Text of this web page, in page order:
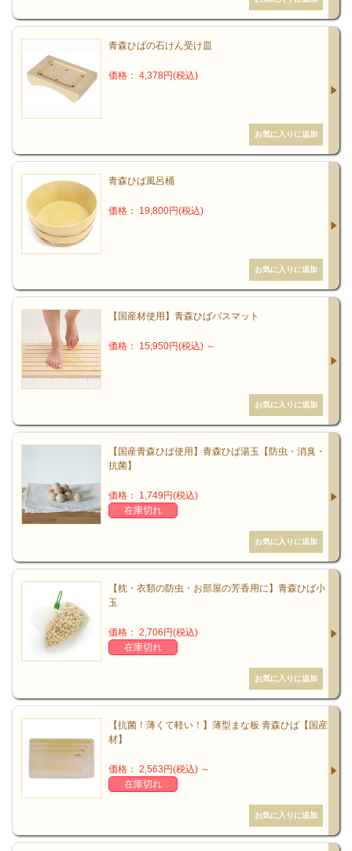
イプ療法）が普及しています。血液循環関係の疾患や自律神経失調
症、ノイローゼなどに効果を上げているといいます。
また、青森地方では喘息の子どもを製材所に連れていくと症状が和
らぐと言われるほどだそうです。
青森ひばの石けん受け皿
価格： 4,378円(税込)
青森ひば風呂桶
価格： 19,800円(税込)
【国産材使用】青森ひばバスマット
価格： 15,950円(税込) ～
【国産青森ひば使用】青森ひば湯玉【防虫・消臭・
抗菌】
価格： 1,749円(税込)
在庫切れ
【枕・衣類の防虫・お部屋の芳香用に】青森ひば小
玉
価格： 2,706円(税込)
在庫切れ
【抗菌！薄くて軽い！】薄型まな板 青森ひば【国産
材】
価格： 2,563円(税込) ～
在庫切れ